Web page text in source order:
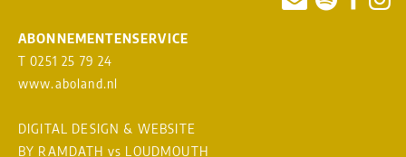
ABONNEMENTENSERVICE
T 0251 25 79 24
www.aboland.nl
DIGITAL DESIGN & WEBSITE
BY RAMDATH vs LOUDMOUTH